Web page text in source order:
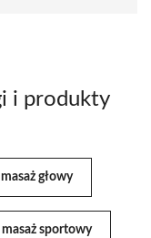
i produkty
masaż głowy
masaż sportowy